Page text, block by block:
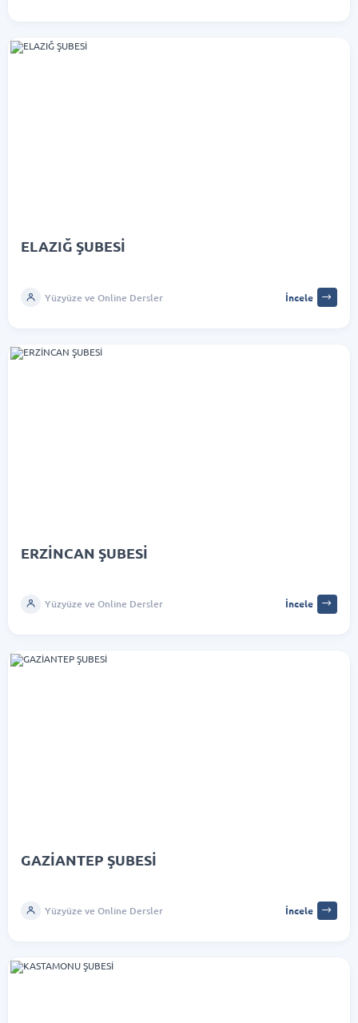
ELAZIĞ ŞUBESİ
Yüzyüze ve Online Dersler İncele
ERZİNCAN ŞUBESİ
Yüzyüze ve Online Dersler İncele
GAZİANTEP ŞUBESİ
Yüzyüze ve Online Dersler İncele